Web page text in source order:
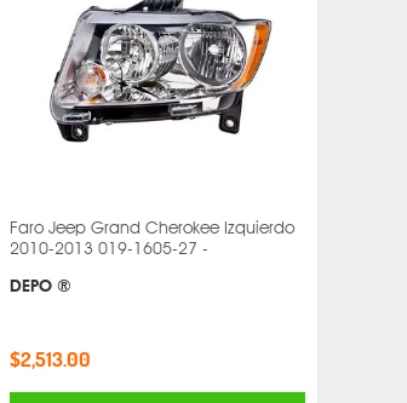
Faro Jeep Grand Cherokee Izquierdo
2010-2013 019-1605-27 -
DEPO ®
$2,513.00